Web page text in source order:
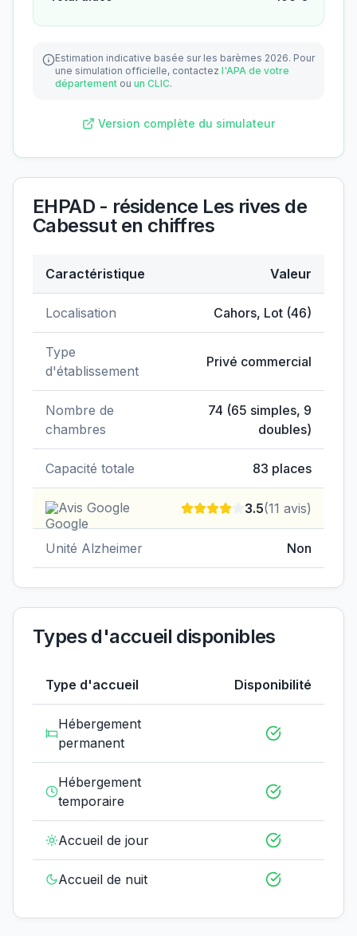
Estimation indicative basée sur les barèmes 2026. Pour
une simulation officielle, contactez l'APA de votre
département ou un CLIC.
Version complète du simulateur
EHPAD - résidence Les rives de
Cabessuten chiffres
Caractéristique Valeur
Localisation Cahors, Lot (46)
Type
d'établissement
Privé commercial
Nombre de
chambres
74 (65 simples, 9
doubles)
Capacité totale 83 places
Avis Google 3.5(11 avis)
Unité Alzheimer Non
Types d'accueil disponibles
Type d'accueil Disponibilité
Hébergement
permanent
Hébergement
temporaire
Accueil de jour
Accueil de nuit